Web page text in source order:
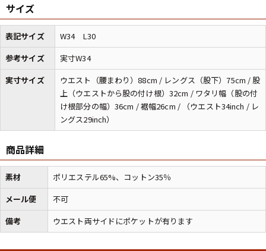
Search by Maniacマニアックから探す
バンド
Tシャツ
アニメ
映画
USA製
ボロ ミリタリー
すべてのマニアックを見る
Search by Period年代から探す
90年代 80年代
サイズ
表記サイズ
W34 L30
参考サイズ
実寸W34
実寸サイズ
ウエスト（腰まわり）88cm / レングス（股下）75cm / 股
上（ウエストから股の付け根）32cm / ワタリ幅（股の付
け根部分の幅）36cm / 裾幅26cm / （ウエスト34inch / レ
ングス29inch）
商品詳細
素材
ポリエステル65%、コットン35％
メール便
不可
備考
ウエスト両サイドにポケットが有ります